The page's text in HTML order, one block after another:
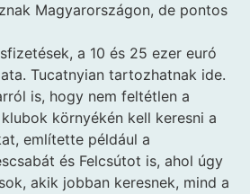
Magyarországon, de pontos
a 10 és 25 ezer euró
Tucatnyian tartozhatnak ide.
is, hogy nem feltétlen a
környékén kell keresni a
említette például a
és Felcsútot is, ahol úgy
akik jobban keresnek, mind a